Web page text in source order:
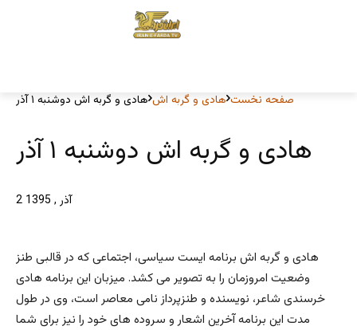
صفحه نخست هادی و گربه اش هادی و گربه اش دوشنبه ۱ آذر
هادی و گربه اش دوشنبه ۱ آذر
2 آذر , 1395
هادی و گربه اش برنامه ایست سیاسی، اجتماعی که در قالبی طنز
وضعیت امروزمان را به تصویر می کشد. میزبان این برنامه هادی
خرسندی شاعر، نویسنده و طنزپرداز نامی معاصر است، وی در طول
مدت این برنامه آخرین اشعار و سروده های خود را نیز برای شما